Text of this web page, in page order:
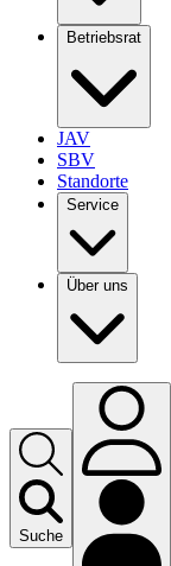
Betriebsrat
JAV
SBV
Standorte
Service
Über uns
Suche